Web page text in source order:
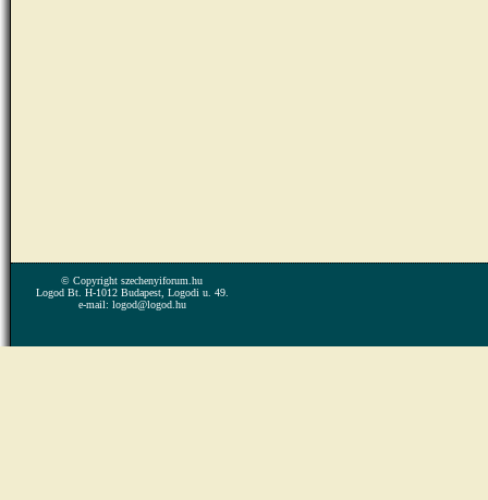
© Copyright szechenyiforum.hu
Logod Bt. H-1012 Budapest, Logodi u. 49.
e-mail: logod@logod.hu